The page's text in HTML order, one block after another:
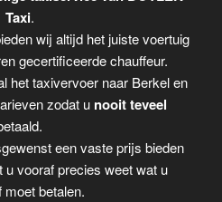
Taxi.
wij altijd het juiste voertuig
gecertificeerde chauffeur.
het taxivervoer naar Berkel en
zodat u nooit teveel
een vaste prijs bieden
vooraf precies weet wat u
moet betalen.